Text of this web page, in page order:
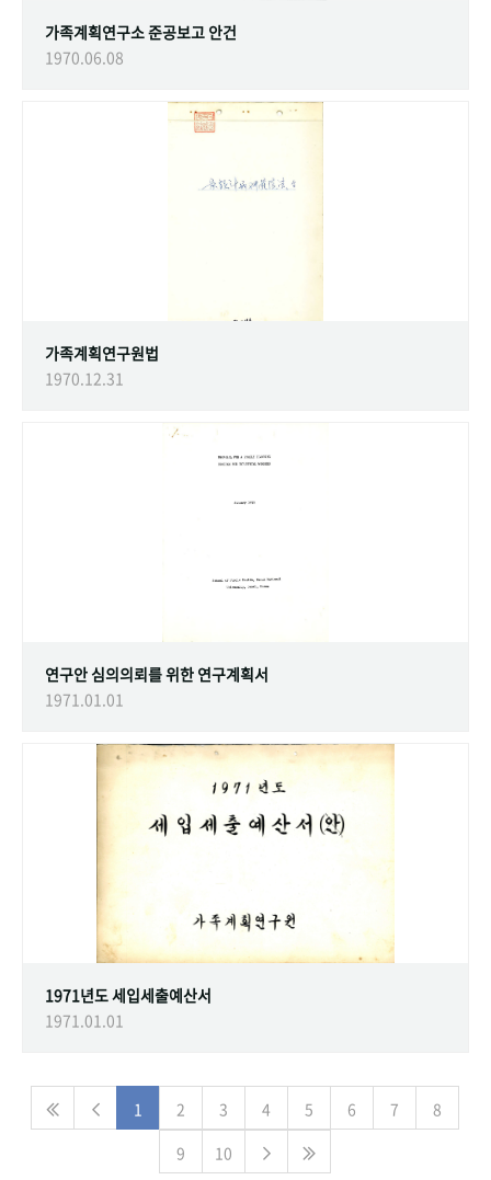
가족계획연구소 준공보고 안건
1970.06.08
가족계획연구원법
1970.12.31
연구안 심의의뢰를 위한 연구계획서
1971.01.01
1971년도 세입세출예산서
1971.01.01
1 2 3 4 5 6 7
8
9
10